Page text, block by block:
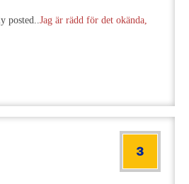
posted..Jag är rädd för det okända,